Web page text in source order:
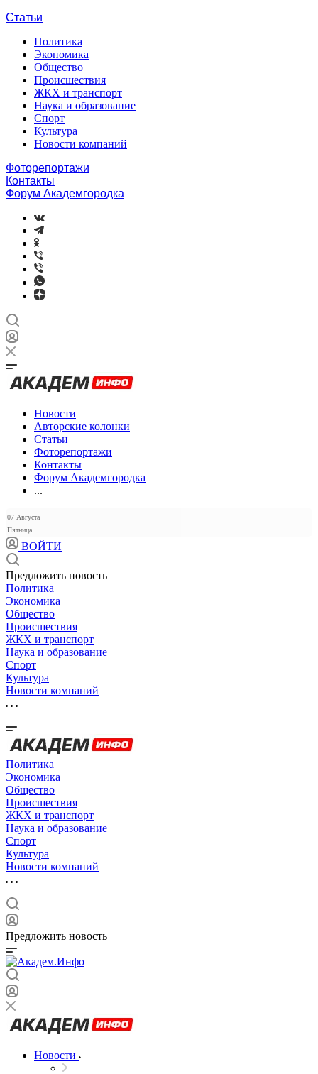
Статьи
Политика
Экономика
Общество
Происшествия
ЖКХ и транспорт
Наука и образование
Спорт
Культура
Новости компаний
Фоторепортажи
Контакты
Форум Академгородка
Новости
Авторские колонки
Статьи
Фоторепортажи
Контакты
Форум Академгородка
...
07 Августа
Пятница
ВОЙТИ
Предложить новость
Политика
Экономика
Общество
Происшествия
ЖКХ и транспорт
Наука и образование
Спорт
Культура
Новости компаний
Политика
Экономика
Общество
Происшествия
ЖКХ и транспорт
Наука и образование
Спорт
Культура
Новости компаний
Предложить новость
Новости